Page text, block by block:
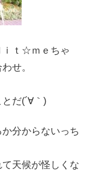
ｉｔ☆ｍｅちゃ
せ。
だ(´∀｀)
分からないっち
天候が怪しくな